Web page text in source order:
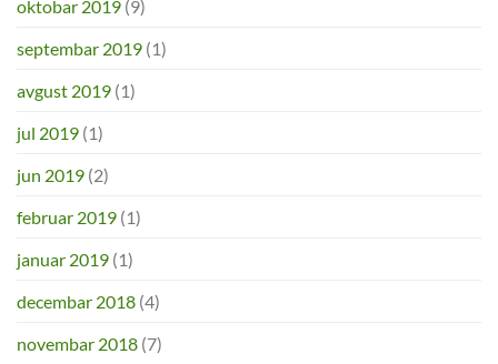
oktobar 2019 (9)
septembar 2019 (1)
avgust 2019 (1)
jul 2019 (1)
jun 2019 (2)
februar 2019 (1)
januar 2019 (1)
decembar 2018 (4)
novembar 2018 (7)